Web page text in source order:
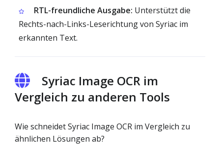
RTL-freundliche Ausgabe: Unterstützt die
Rechts-nach-Links-Leserichtung von Syriac im
erkannten Text.
Syriac Image OCR im
Vergleich zu anderen Tools
Wie schneidet Syriac Image OCR im Vergleich zu
ähnlichen Lösungen ab?